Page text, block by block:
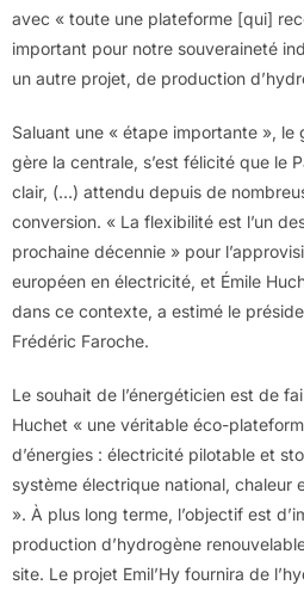
avec « toute une plateforme [qui]
important pour notre souveraineté
un autre projet, de production
Saluant une « étape importante », le
gère la centrale, s’est félicité que le
clair, (…) attendu depuis de
conversion. « La flexibilité est l’un
prochaine décennie » pour
européen en électricité, et Émile
dans ce contexte, a estimé le
Frédéric Faroche.
Le souhait de l’énergéticien est de
Huchet « une véritable éco-
d’énergies : électricité pilotable et
système électrique national, chaleur
». À plus long terme, l’objectif est
production d’hydrogène
site. Le projet Emil’Hy fournira de